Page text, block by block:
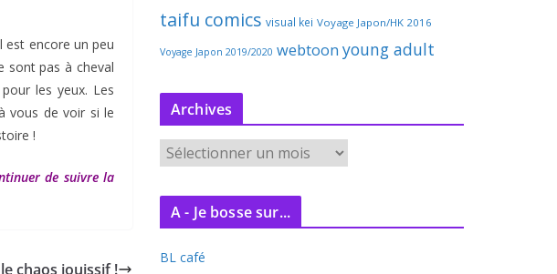
est encore un peu
sont pas à cheval
les yeux. Les
vous de voir si le
!
de suivre la
chaos jouissif !
taifu comics visual kei Voyage Japon/HK 2016
Voyage Japon 2019/2020 webtoon young adult
Archives
r
c
v
A - Je bosse sur...
BL café